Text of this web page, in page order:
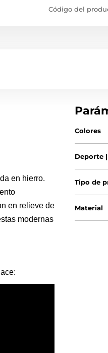
Código del
en hierro.
en relieve de
modernas
Colores
Deporte
Tipo de
Material